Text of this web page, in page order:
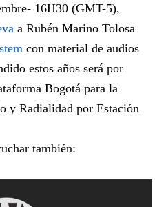
16H30 (GMT-5),
a Rubén Marino Tolosa
con material de audios
estos años será por
Bogotá para la
y Radialidad por Estación
también: